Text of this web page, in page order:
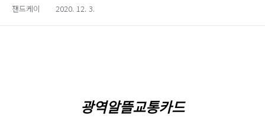
잰드케이 2020. 12. 3.
광역알뜰교통카드